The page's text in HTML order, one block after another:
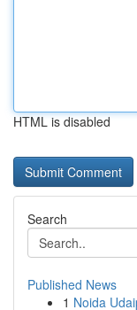
HTML is disabled
Search
Published News
1 Noida